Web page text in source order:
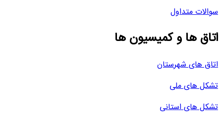
سوالات متداول
اتاق ها و کمیسیون ها
اتاق های شهرستان
تشکل های ملی
تشکل های استانی